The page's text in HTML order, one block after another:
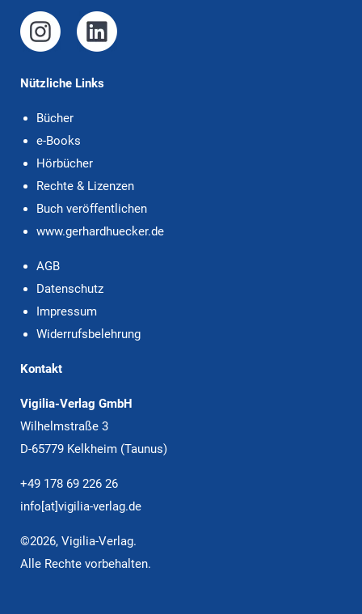
Nützliche Links
Bücher
e-Books
Hörbücher
Rechte & Lizenzen
Buch veröffentlichen
www.gerhardhuecker.de
AGB
Datenschutz
Impressum
Widerrufsbelehrung
Kontakt
Vigilia-Verlag GmbH
Wilhelmstraße 3
D-65779 Kelkheim (Taunus)
+49 178 69 226 26
info[at]vigilia-verlag.de
©2026, Vigilia-Verlag.
Alle Rechte vorbehalten.